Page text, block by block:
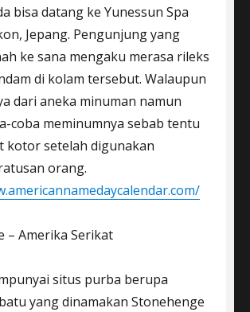
bisa datang ke Yunessun Spa
Jepang. Pengunjung yang
ke sana mengaku merasa rileks
di kolam tersebut. Walaupun
dari aneka minuman namun
coba meminumnya sebab tentu
kotor setelah digunakan
orang.
– Amerika Serikat
situs purba berupa
yang dinamakan Stonehenge